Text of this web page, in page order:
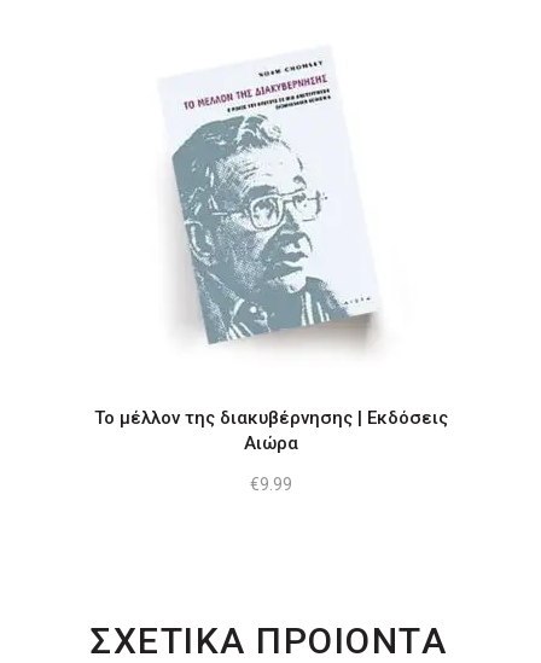
Το μέλλον της διακυβέρνησης | Εκδόσεις
Αιώρα
€9.99
ΣΧΕΤΙΚΑ ΠΡΟΙΟΝΤΑ